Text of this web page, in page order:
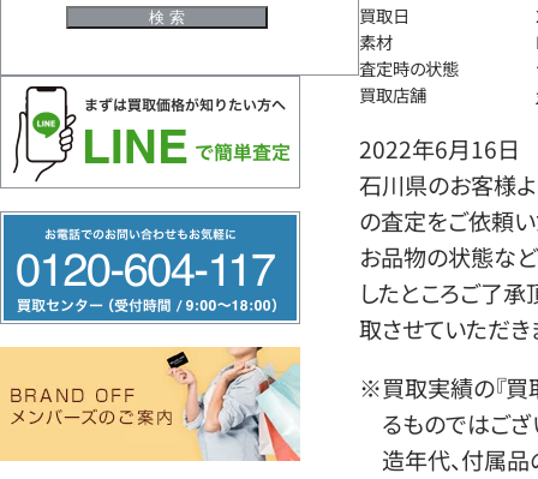
リ
ー
ヤ
買取日
素材
査定時の状態
買取店舗
2022年6月16日
石川県のお客様よ
の査定をご依頼い
お品物の状態など
したところご了
取させていただき
※買取実績の『買
るものではござ
造年代、付属品